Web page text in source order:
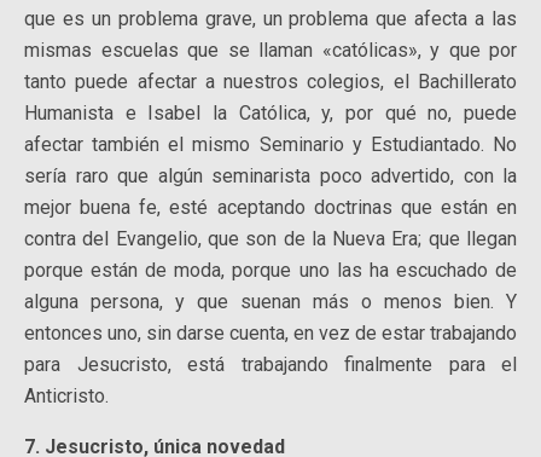
que es un problema grave, un problema que afecta a las
mismas escuelas que se llaman «católicas», y que por
tanto puede afectar a nuestros colegios, el Bachillerato
Humanista e Isabel la Católica, y, por qué no, puede
afectar también el mismo Seminario y Estudiantado. No
sería raro que algún seminarista poco advertido, con la
mejor buena fe, esté aceptando doctrinas que están en
contra del Evangelio, que son de la Nueva Era; que llegan
porque están de moda, porque uno las ha escuchado de
alguna persona, y que suenan más o menos bien. Y
entonces uno, sin darse cuenta, en vez de estar trabajando
para Jesucristo, está trabajando finalmente para el
Anticristo.
7. Jesucristo, única novedad